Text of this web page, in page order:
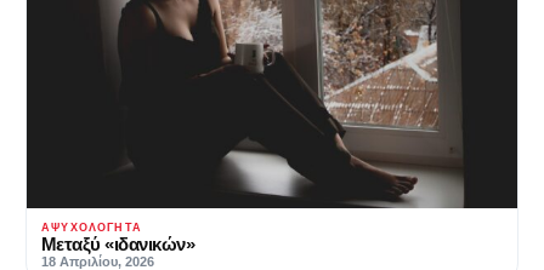
ΑΨΥΧΟΛΌΓΗΤΑ
Μεταξύ «ιδανικών»
18 Απριλίου, 2026